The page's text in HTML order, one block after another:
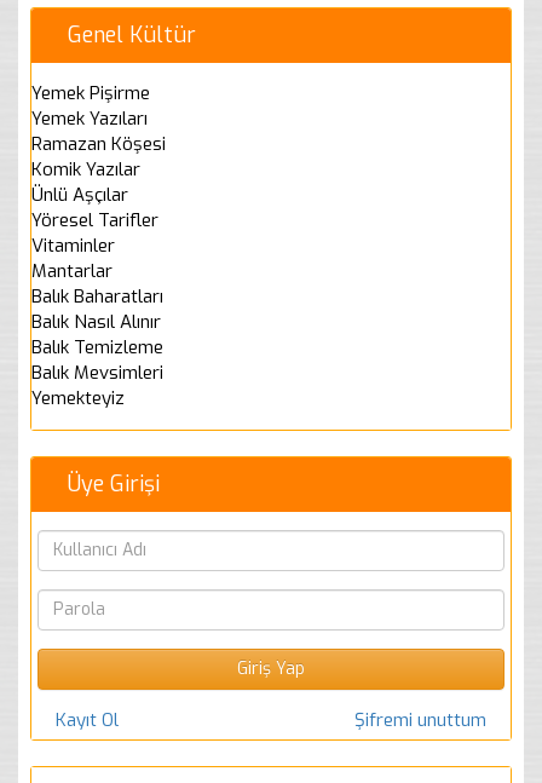
Genel Kültür
Yemek Pişirme
Yemek Yazıları
Ramazan Köşesi
Komik Yazılar
Ünlü Aşçılar
Yöresel Tarifler
Vitaminler
Mantarlar
Balık Baharatları
Balık Nasıl Alınır
Balık Temizleme
Balık Mevsimleri
Yemekteyiz
Üye Girişi
Kayıt Ol Şifremi unuttum